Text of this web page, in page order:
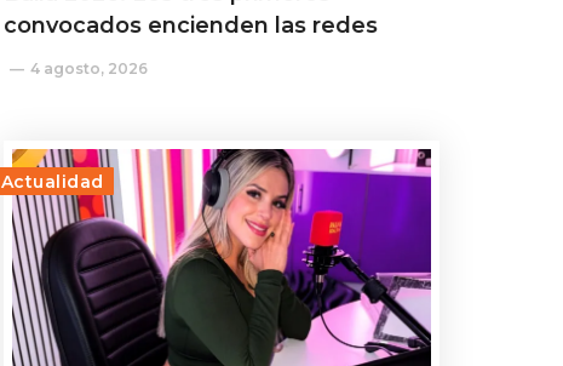
convocados encienden las redes
4 agosto, 2026
Actualidad